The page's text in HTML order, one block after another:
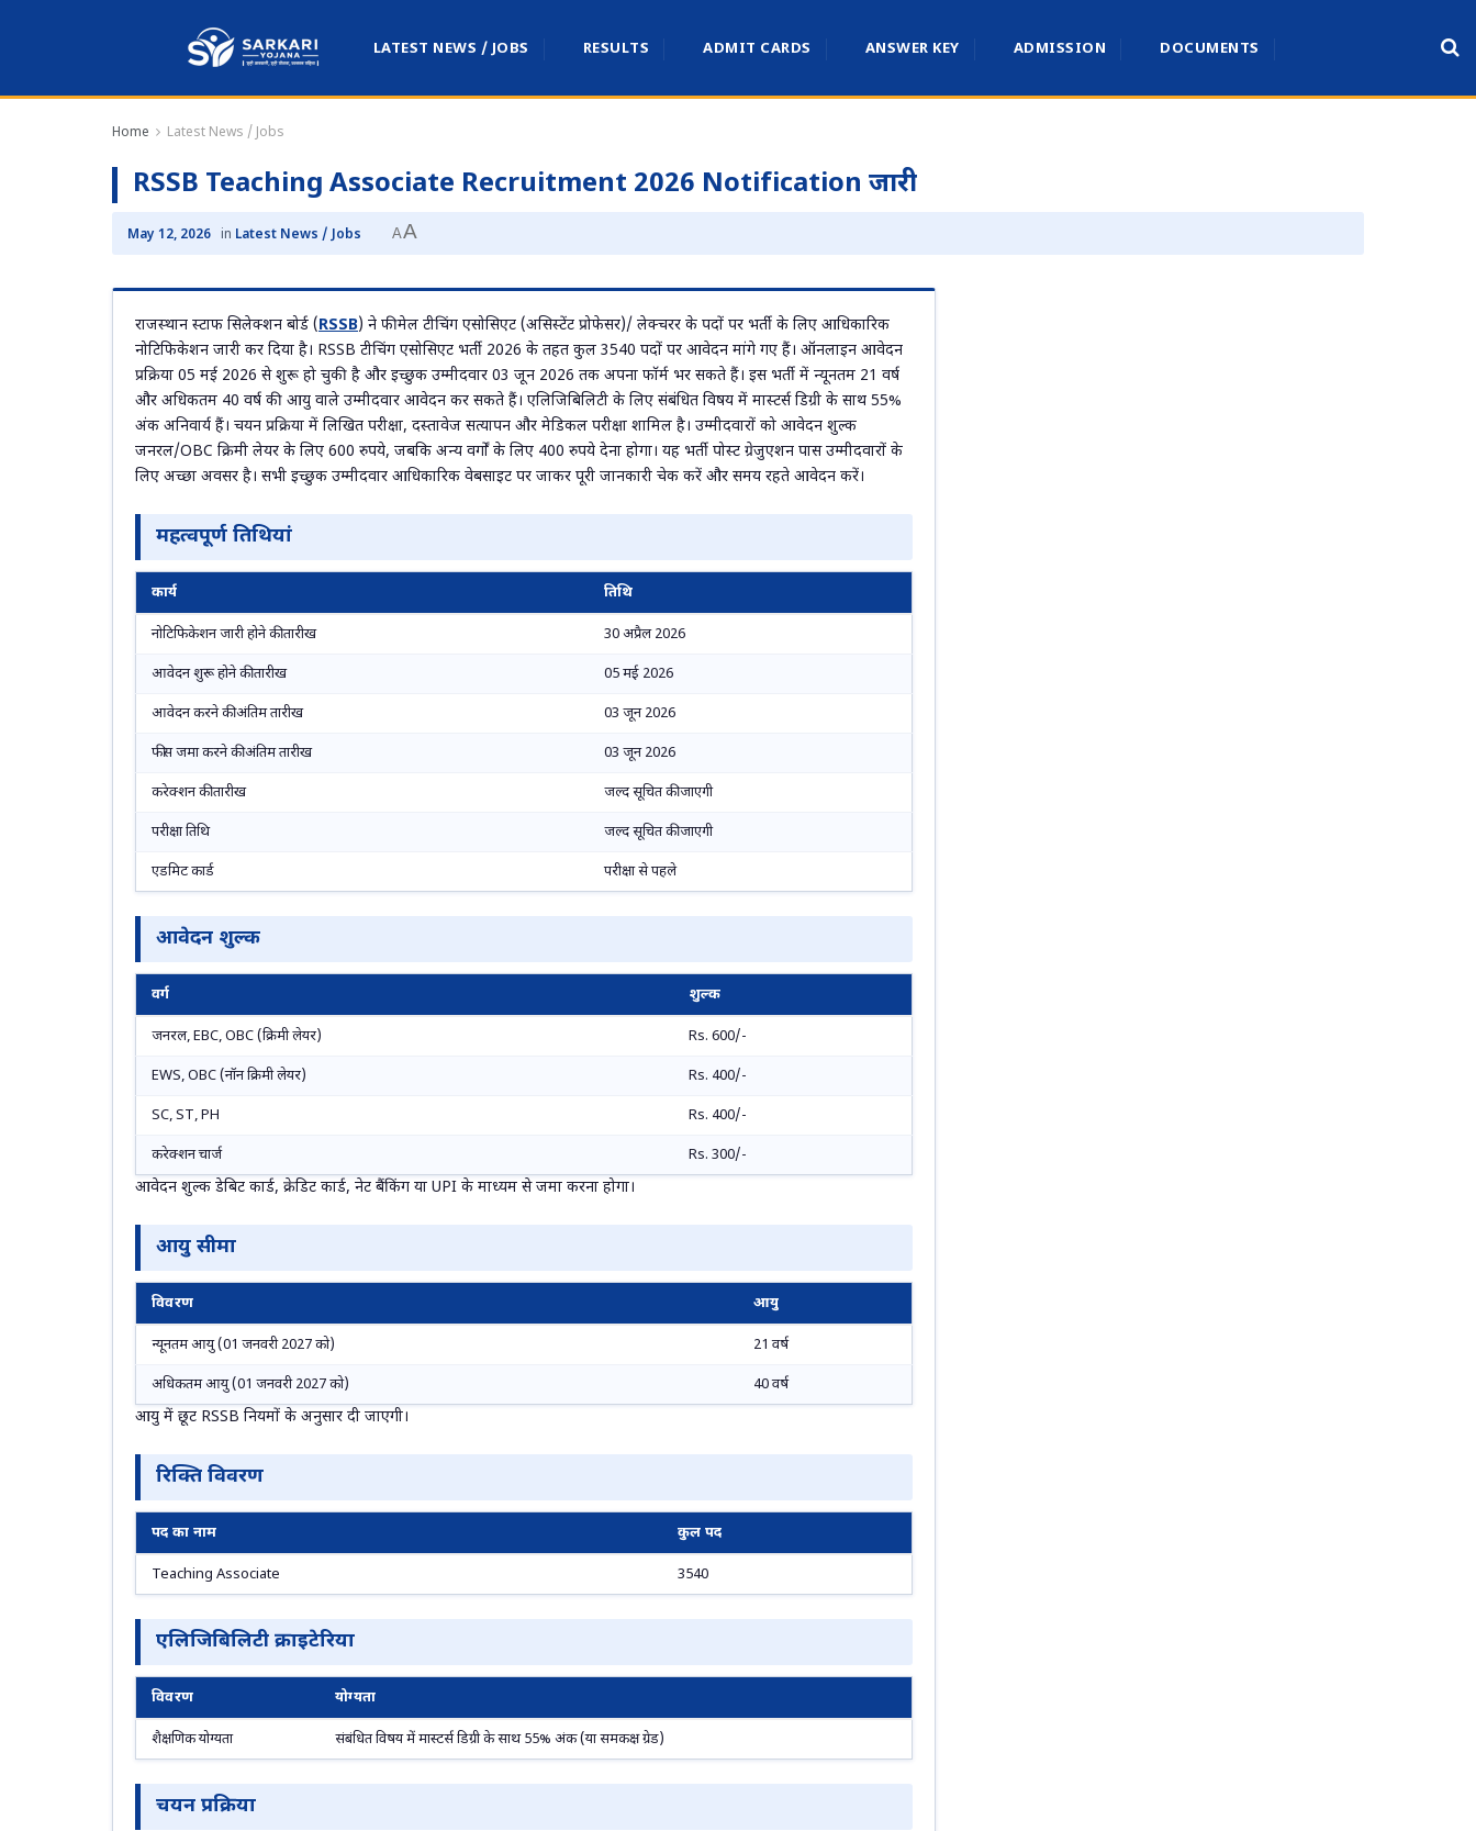
LATEST NEWS / JOBS RESULTS ADMIT CARDS ANSWER KEY ADMISSION DOCUMENTS
Home Latest News / Jobs
RSSB Teaching Associate Recruitment 2026 Notification जारी
May 12, 2026 in Latest News / Jobs AA
राजस्थान स्टाफ सिलेक्शन बोर्ड (RSSB) ने फीमेल टीचिंग एसोसिएट (असिस्टेंट प्रोफेसर)/ लेक्चरर के पदों पर भर्ती के लिए आधिकारिक
नोटिफिकेशन जारी कर दिया है। RSSB टीचिंग एसोसिएट भर्ती 2026 के तहत कुल 3540 पदों पर आवेदन मांगे गए हैं। ऑनलाइन आवेदन
प्रक्रिया 05 मई 2026 से शुरू हो चुकी है और इच्छुक उम्मीदवार 03 जून 2026 तक अपना फॉर्म भर सकते हैं। इस भर्ती में न्यूनतम 21 वर्ष
और अधिकतम 40 वर्ष की आयु वाले उम्मीदवार आवेदन कर सकते हैं। एलिजिबिलिटी के लिए संबंधित विषय में मास्टर्स डिग्री के साथ 55%
अंक अनिवार्य हैं। चयन प्रक्रिया में लिखित परीक्षा, दस्तावेज सत्यापन और मेडिकल परीक्षा शामिल है। उम्मीदवारों को आवेदन शुल्क
जनरल/OBC क्रिमी लेयर के लिए 600 रुपये, जबकि अन्य वर्गों के लिए 400 रुपये देना होगा। यह भर्ती पोस्ट ग्रेजुएशन पास उम्मीदवारों के
लिए अच्छा अवसर है। सभी इच्छुक उम्मीदवार आधिकारिक वेबसाइट पर जाकर पूरी जानकारी चेक करें और समय रहते आवेदन करें।
महत्वपूर्ण तिथियां
कार्य तिथि
नोटिफिकेशन जारी होने की तारीख 30 अप्रैल 2026
आवेदन शुरू होने की तारीख 05 मई 2026
आवेदन करने की अंतिम तारीख 03 जून 2026
फीस जमा करने की अंतिम तारीख 03 जून 2026
करेक्‍शन की तारीख जल्द सूचित की जाएगी
परीक्षा तिथि जल्द सूचित की जाएगी
एडमिट कार्ड परीक्षा से पहले
आवेदन शुल्क
वर्ग शुल्क
जनरल, EBC, OBC (क्रिमी लेयर) Rs. 600/-
EWS, OBC (नॉन क्रिमी लेयर) Rs. 400/-
SC, ST, PH Rs. 400/-
करेक्‍शन चार्ज Rs. 300/-
आवेदन शुल्क डेबिट कार्ड, क्रेडिट कार्ड, नेट बैंकिंग या UPI के माध्यम से जमा करना होगा।
आयु सीमा
विवरण आयु
न्यूनतम आयु (01 जनवरी 2027 को) 21 वर्ष
अधिकतम आयु (01 जनवरी 2027 को) 40 वर्ष
आयु में छूट RSSB नियमों के अनुसार दी जाएगी।
रिक्ति विवरण
पद का नाम कुल पद
Teaching Associate 3540
एलिजिबिलिटी क्राइटेरिया
विवरण योग्यता
शैक्षणिक योग्यता संबंधित विषय में मास्टर्स डिग्री के साथ 55% अंक (या समकक्ष ग्रेड)
चयन प्रक्रिया